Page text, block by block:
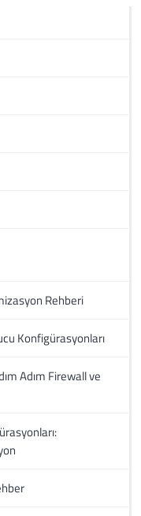
Rehberi
Konfigürasyonları
Adım Firewall ve